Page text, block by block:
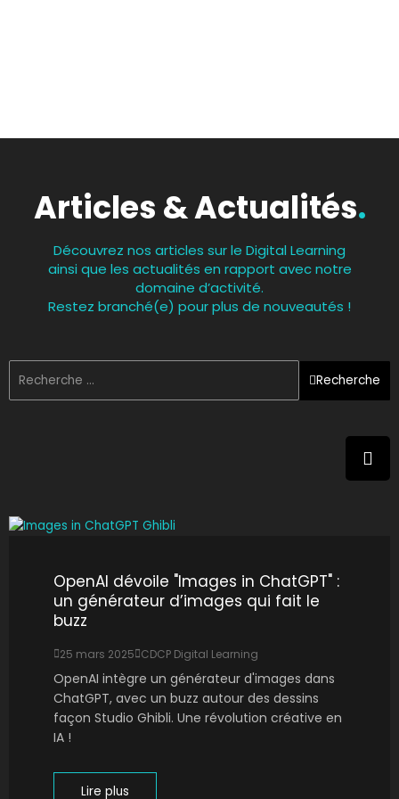
Articles & Actualités.
Découvrez nos articles sur le Digital Learning
ainsi que les actualités en rapport avec notre
domaine d’activité.
Restez branché(e) pour plus de nouveautés !
Recherche
OpenAI dévoile "Images in ChatGPT" :
un générateur d’images qui fait le
buzz
25 mars 2025 CDCP Digital Learning
OpenAI intègre un générateur d'images dans
ChatGPT, avec un buzz autour des dessins
façon Studio Ghibli. Une révolution créative en
IA !
Lire plus